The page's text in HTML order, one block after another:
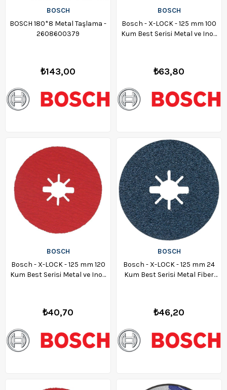
BOSCH
BOSCH 180*8 Metal Taşlama -
2608600379
₺143,00
BOSCH
Bosch - X-LOCK - 125 mm 100
Kum Best Serisi Metal ve Inox
₺63,80
BOSCH
Bosch - X-LOCK - 125 mm 120
Kum Best Serisi Metal ve Inox
₺40,70
BOSCH
Bosch - X-LOCK - 125 mm 24
Kum Best Serisi Metal Fiber
₺46,20